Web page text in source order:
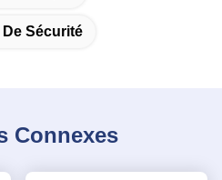
Sécurité
Connexes